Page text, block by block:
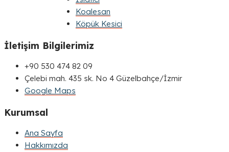
Koalesan
Köpük Kesici
İletişim Bilgilerimiz
+90 530 474 82 09
Çelebi mah. 435 sk. No 4 Güzelbahçe/İzmir
Google Maps
Kurumsal
Ana Sayfa
Hakkımızda